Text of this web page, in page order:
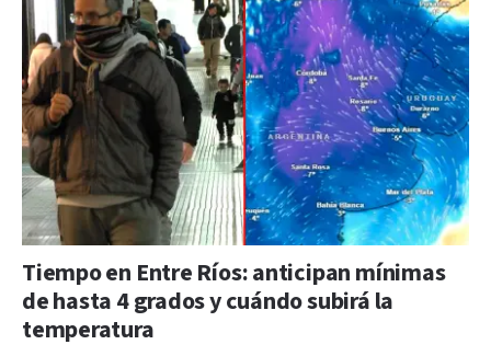
Tiempo en Entre Ríos: anticipan mínimas
de hasta 4 grados y cuándo subirá la
temperatura